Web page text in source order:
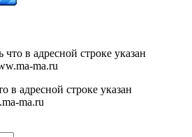
в адресной строке указан
ma.ru
в адресной строке указан
ma.ru